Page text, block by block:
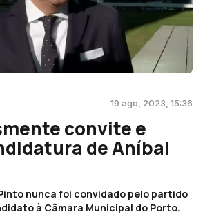
19 ago, 2023, 15:36
convite e
de Aníbal
nunca foi convidado pelo partido
à Câmara Municipal do Porto.